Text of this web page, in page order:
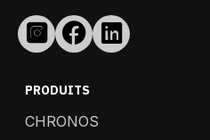
PRODUITS
CHRONOS